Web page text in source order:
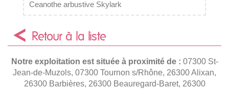
Ceanothe arbustive Skylark
Retour à la liste
Notre exploitation est située à proximité de : 07300 St-
Jean-de-Muzols, 07300 Tournon s/Rhône, 26300 Alixan,
26300 Barbières, 26300 Beauregard-Baret, 26300